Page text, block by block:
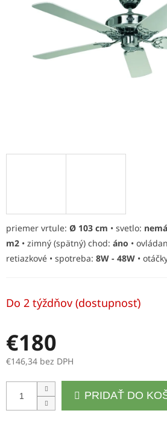
€180
€146,34 bez DPH
Jednotková
cena:
Do 2 týždňov (dostupnosť)
PRIDAŤ DO
priemer vrtule: Ø 103 cm • svetlo: nemá
m2 • zimný (spätný) chod: áno •
retiazkové • spotreba: 8W - 48W •